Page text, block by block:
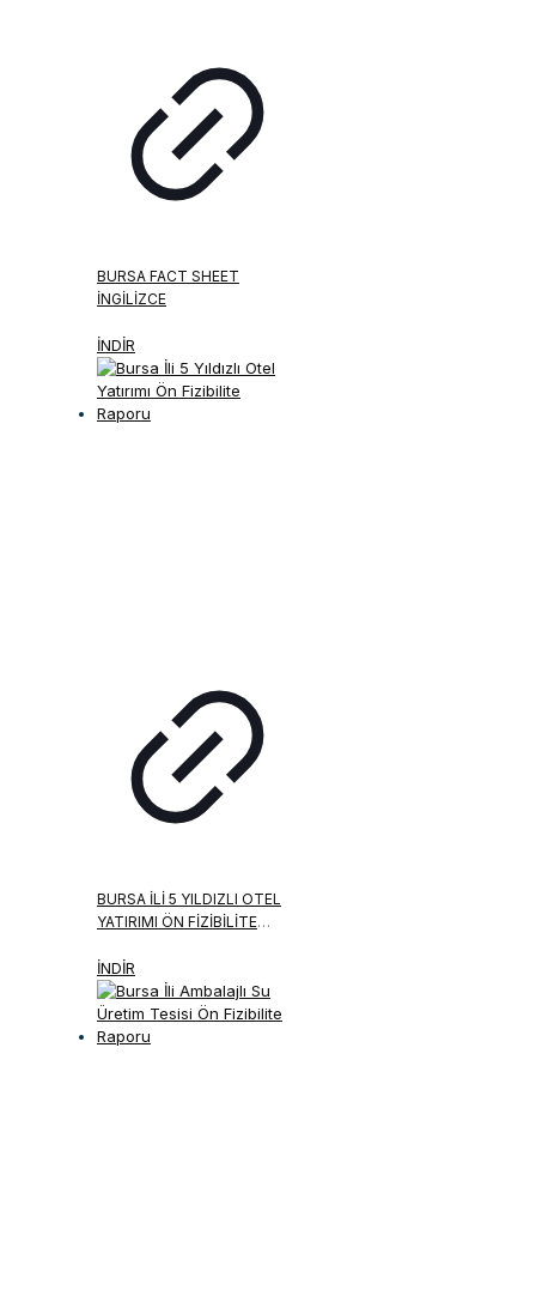
BURSA FACT SHEET
İNGILIZCE
İNDİR
BURSA İLI 5 YILDIZLI OTEL
YATIRIMI ÖN FIZIBILITE
İNDİR